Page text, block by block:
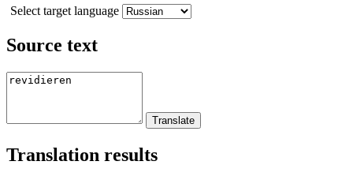
Select target language
Source text
Translation results